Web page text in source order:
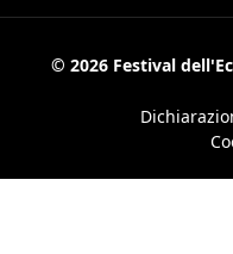
© 2026 Festival